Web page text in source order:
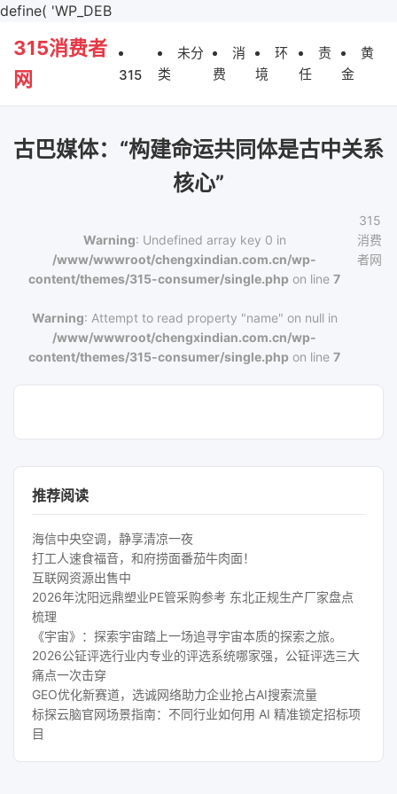
define( 'WP_DEB
315消费者
网
315
未分
类
消
费
环
境
责
任
黄
金
古巴媒体：“构建命运共同体是古中关系
核心”
Warning: Undefined array key 0 in
/www/wwwroot/chengxindian.com.cn/wp-
content/themes/315-consumer/single.php on line7
Warning: Attempt to read property "name" on null in
/www/wwwroot/chengxindian.com.cn/wp-
content/themes/315-consumer/single.php on line7
315
消费
者网
推荐阅读
海信中央空调，静享清凉一夜
打工人速食福音，和府捞面番茄牛肉面！
互联网资源出售中
2026年沈阳远鼎塑业PE管采购参考 东北正规生产厂家盘点
梳理
《宇宙》：探索宇宙踏上一场追寻宇宙本质的探索之旅。
2026公钲评选行业内专业的评选系统哪家强，公钲评选三大
痛点一次击穿
GEO优化新赛道，选诚网络助力企业抢占AI搜索流量
标探云脑官网场景指南：不同行业如何用 AI 精准锁定招标项
目